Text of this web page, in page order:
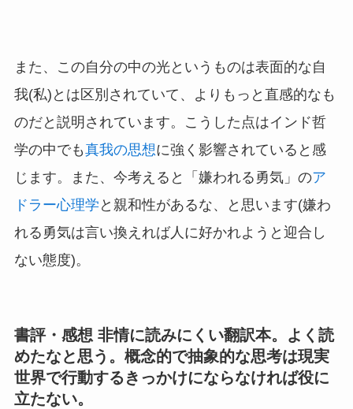
また、この自分の中の光というものは表面的な自
我(私)とは区別されていて、よりもっと直感的なも
のだと説明されています。こうした点はインド哲
学の中でも真我の思想に強く影響されていると感
じます。また、今考えると「嫌われる勇気」のア
ドラー心理学 と親和性があるな、と思います(嫌わ
れる勇気は言い換えれば人に好かれようと迎合し
ない態度)。
書評・感想 非情に読みにくい翻訳本。よく読
めたなと思う。概念的で抽象的な思考は現実
世界で行動するきっかけにならなければ役に
立たない。